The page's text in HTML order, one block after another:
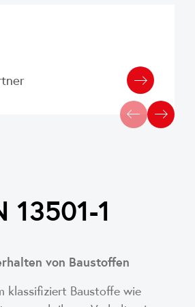
13501-1
von Baustoffen
klassifiziert Baustoffe wie